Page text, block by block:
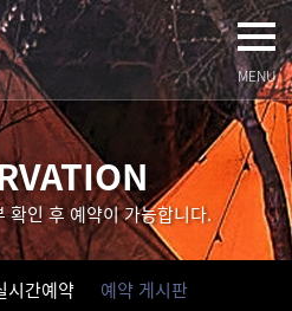
MENU
확인 후 예약이 가능합니다.
시간예약 예약 게시판